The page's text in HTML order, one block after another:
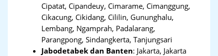
Cipatat, Cipandeuy, Cimarame, Cimanggung,
Cikacung, Cikidang, Cililin, Gununghalu,
Lembang, Ngamprah, Padalarang,
Parangpong, Sindangkerta, Tanjungsari
Jabodetabek dan Banten: Jakarta, Jakarta